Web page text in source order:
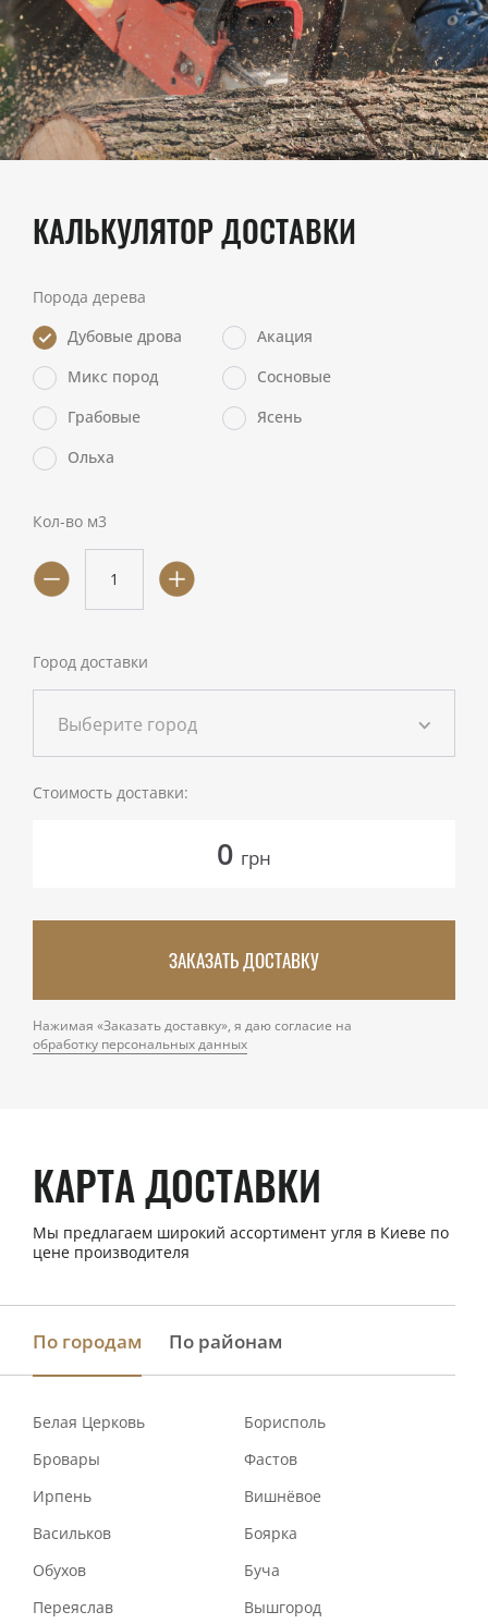
КАЛЬКУЛЯТОР ДОСТАВКИ
Порода дерева
Дубовые дрова
Акация
Микс пород
Сосновые
Грабовые
Ясень
Ольха
Кол-во м3
Город доставки
Выберите город
Стоимость доставки:
0 грн
ЗАКАЗАТЬ ДОСТАВКУ
Нажимая «Заказать доставку», я даю согласие на
обработку персональных данных
КАРТА ДОСТАВКИ
Мы предлагаем широкий ассортимент угля в Киеве по
цене производителя
По городам По районам
Белая Церковь
Борисполь
Бровары
Фастов
Ирпень
Вишнёвое
Васильков
Боярка
Обухов
Буча
Переяслав
Вышгород